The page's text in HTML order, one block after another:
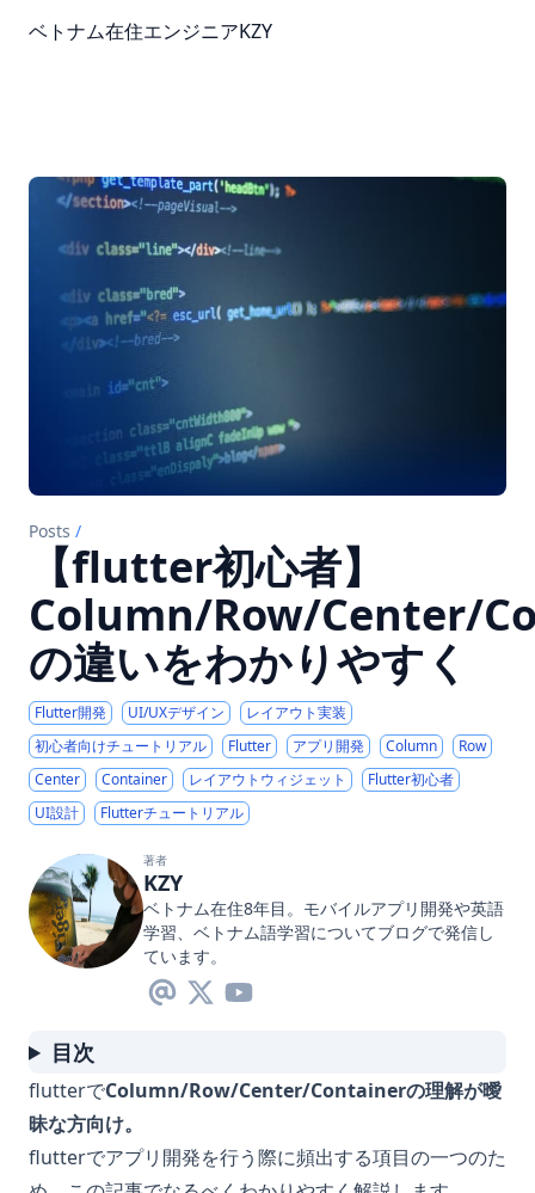
ベトナム在住エンジニアKZY
Posts /
【flutter初心者】
Column/Row/Center/
の違いをわかりやすく
Flutter開発 UI/UXデザイン
レイアウト実装
初心者向けチュートリアル
Flutter アプリ開発 Column
Row
Center
Container レイアウトウィジェット
Flutter初心者
UI設計
Flutterチュートリアル
著者
KZY
ベトナム在住8年目。モバイルアプリ開発や英語
学習、ベトナム語学習についてブログで発信し
ています。
目次
flutterでColumn/Row/Center/Containerの理解が曖
昧な方向け。
flutterでアプリ開発を行う際に頻出する項目の一つのた